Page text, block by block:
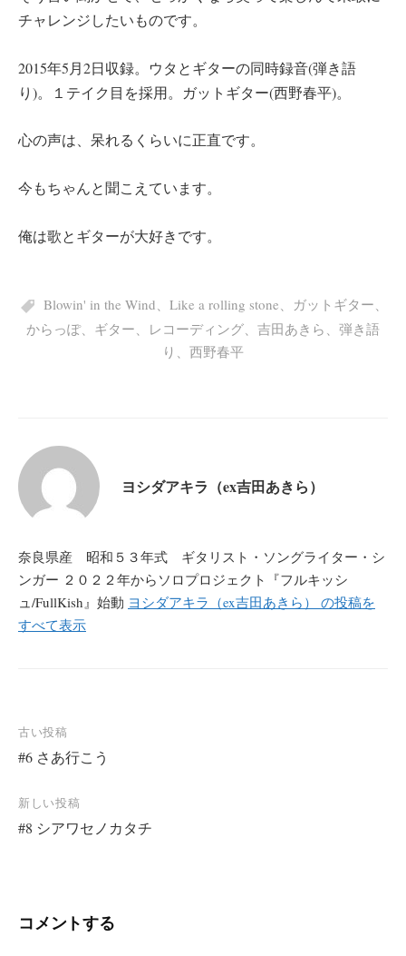
チャレンジしたいものです。
2015年5月2日収録。ウタとギターの同時録音(弾き語
り)。１テイク目を採用。ガットギター(西野春平)。
心の声は、呆れるくらいに正直です。
今もちゃんと聞こえています。
俺は歌とギターが大好きです。
Blowin' in the Wind、 Like a rolling stone、 ガットギター、
からっぽ、 ギター レコーディング 吉田あきら
弾き語
り
西野春平
ヨシダアキラ（ex吉田あきら）
奈良県産 昭和５３年式 ギタリスト・ソングライター・シ
ンガー ２０２２年からソロプロジェクト『フルキッシ
ュ/FullKish』始動 ヨシダアキラ（ex吉田あきら） の投稿を
すべて表示
投
稿
ナ
ビ
ョ
古い投稿
#6 さあ行こう
新しい投稿
#8 シアワセノカタチ
コメントする